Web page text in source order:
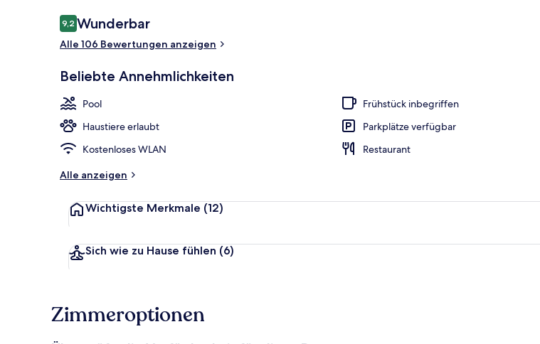
Bewertungen
9,29,2 von 10.
Wunderbar
Alle 106 Bewertungen anzeigen
Beliebte Annehmlichkeiten
Pool
Frühstück inbegriffen
Haustiere erlaubt
Parkplätze verfügbar
Kostenloses WLAN
Restaurant
Alle anzeigen
Wichtigste Merkmale (12)
Sich wie zu Hause fühlen (6)
Zimmeroptionen